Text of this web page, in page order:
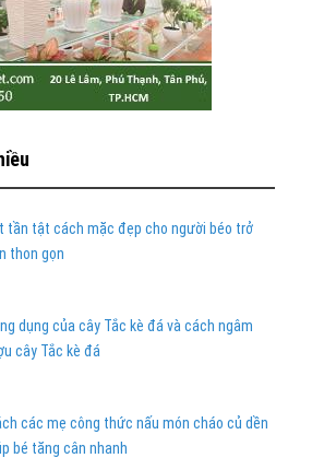
tần tật cách mặc đẹp cho người béo trở
thon gọn
dụng của cây Tắc kè đá và cách ngâm
cây Tắc kè đá
các mẹ công thức nấu món cháo củ dền
bé tăng cân nhanh